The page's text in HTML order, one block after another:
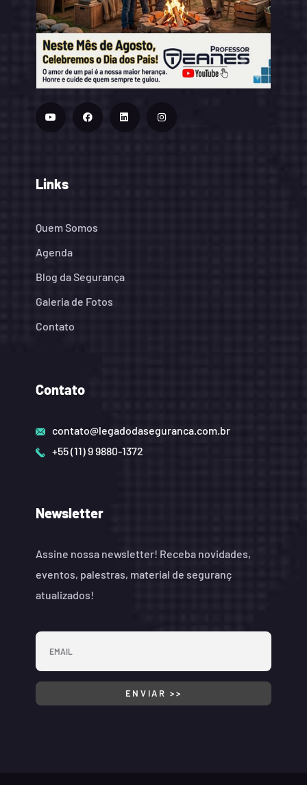
Links
Quem Somos
Agenda
Blog da Segurança
Galeria de Fotos
Contato
Contato
contato@legadodaseguranca.com.br
+55 (11) 9 9880-1372
Newsletter
Assine nossa newsletter! Receba novidades,
eventos, palestras, material de seguranç
atualizados!